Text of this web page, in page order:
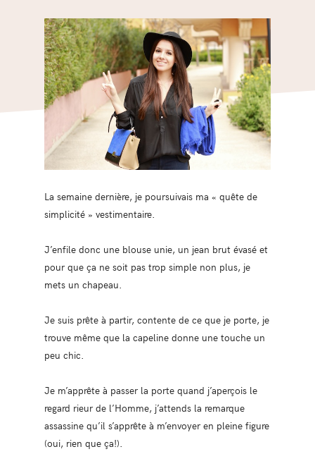
La semaine dernière, je poursuivais ma « quête de
simplicité » vestimentaire.
J’enfile donc une blouse unie, un jean brut évasé et
pour que ça ne soit pas trop simple non plus, je
mets un chapeau.
Je suis prête à partir, contente de ce que je porte, je
trouve même que la capeline donne une touche un
peu chic.
Je m’apprête à passer la porte quand j’aperçois le
regard rieur de l’Homme, j’attends la remarque
assassine qu’il s’apprête à m’envoyer en pleine figure
(oui, rien que ça!).